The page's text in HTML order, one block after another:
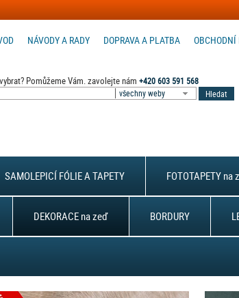
DOPRAVA A PLATBA
NÁVODY A RADY
Pomůžeme Vám. zavolejte nám+420 603 591 568
všechny weby
SAMOLEPICÍ FÓLIE A TAPETY FOTOTAPETY na
DEKORACE na zeď BORDURY